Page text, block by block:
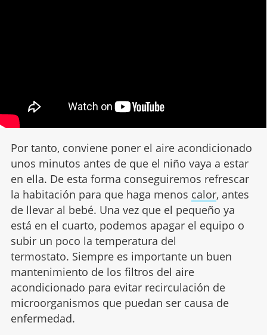
Por tanto, conviene poner el aire acondicionado
unos minutos antes de que el niño vaya a estar
en ella. De esta forma conseguiremos refrescar
la habitación para que haga menos calor, antes
de llevar al bebé. Una vez que el pequeño ya
está en el cuarto, podemos apagar el equipo o
subir un poco la temperatura del
termostato. Siempre es importante un buen
mantenimiento de los filtros del aire
acondicionado para evitar recirculación de
microorganismos que puedan ser causa de
enfermedad.